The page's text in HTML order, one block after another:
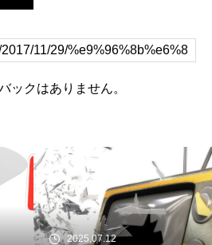
ックはありません。
2023.11.28